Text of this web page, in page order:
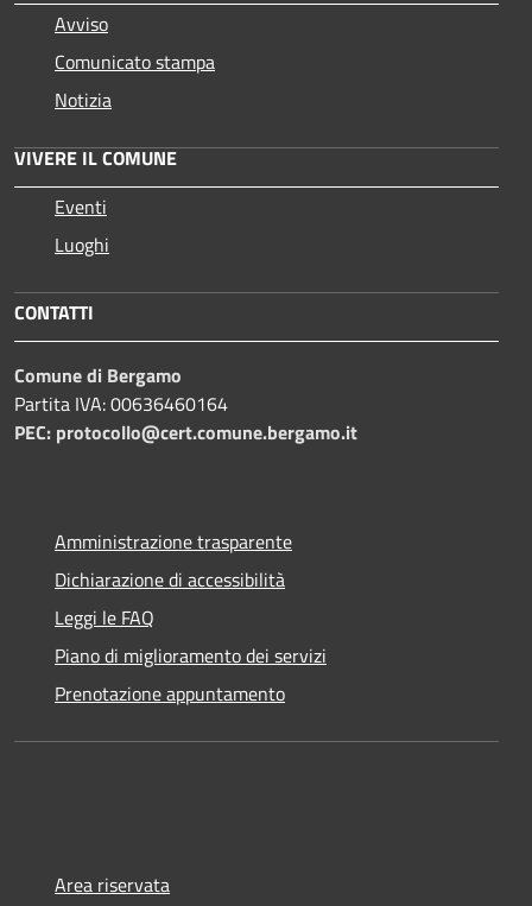
Avviso
Comunicato stampa
Notizia
VIVERE IL COMUNE
Eventi
Luoghi
CONTATTI
Comune di Bergamo
Partita IVA: 00636460164
PEC: protocollo@cert.comune.bergamo.it
Amministrazione trasparente
Dichiarazione di accessibilità
Leggi le FAQ
Piano di miglioramento dei servizi
Prenotazione appuntamento
Area riservata